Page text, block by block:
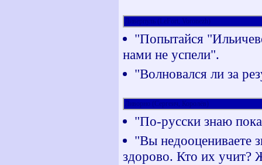
Ливерпуль (LeFort, Voronezh)
"Попытайся
нами не успели".
"Волновался ли за
Ливорно (Сергеич, Королёв)
"По-русски знаю
"Вы недооцениваете
здорово. Кто их учит?